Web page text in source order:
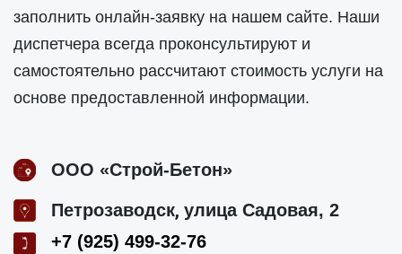
заполнить онлайн-заявку на нашем сайте. Наши
диспетчера всегда проконсультируют и
самостоятельно рассчитают стоимость услуги на
основе предоставленной информации.
ООО «Строй-Бетон»
Петрозаводск, улица Садовая, 2
+7 (925) 499-32-76